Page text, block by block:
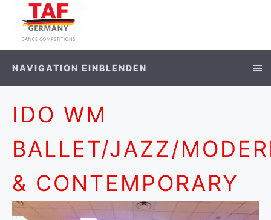
NAVIGATION EINBLENDEN
IDO WM
BALLET/JAZZ/
& CONTEMPORARY